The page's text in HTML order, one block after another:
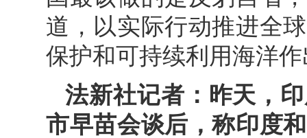
道，以实际行动推进全
保护和可持续利用海洋
法新社记者：昨天，
市早苗会谈后，称印度